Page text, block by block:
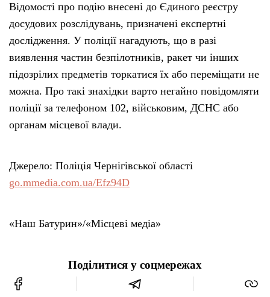
Відомості про подію внесені до Єдиного реєстру
досудових розслідувань, призначені експертні
дослідження. У поліції нагадують, що в разі
виявлення частин безпілотників, ракет чи інших
підозрілих предметів торкатися їх або переміщати не
можна. Про такі знахідки варто негайно повідомляти
поліції за телефоном 102, військовим, ДСНС або
органам місцевої влади.
Джерело: Поліція Чернігівської області
go.mmedia.com.ua/Efz94D
«Наш Батурин»/«Місцеві медіа»
Поділитися у соцмережах